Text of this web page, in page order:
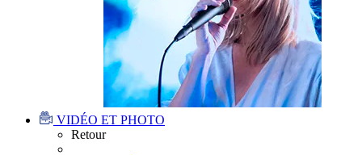
VIDÉO ET PHOTO
Retour